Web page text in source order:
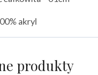
akryl
produkty